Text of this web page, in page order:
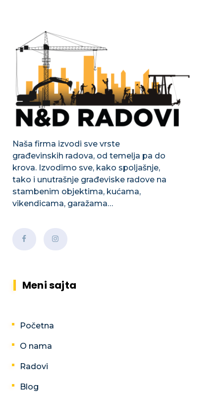
Naša firma izvodi sve vrste
građevinskih radova, od temelja pa do
krova. Izvodimo sve, kako spoljašnje,
tako i unutrašnje građeviske radove na
stambenim objektima, kućama,
vikendicama, garažama…
Meni sajta
Početna
O nama
Radovi
Blog